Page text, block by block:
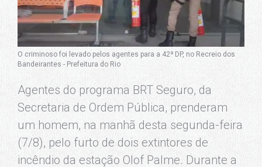
O criminoso foi levado pelos agentes para a 42ª DP, no Recreio dos
Bandeirantes - Prefeitura do Rio
Agentes do programa BRT Seguro, da
Secretaria de Ordem Pública, prenderam
um homem, na manhã desta segunda-feira
(7/8), pelo furto de dois extintores de
incêndio da estação Olof Palme. Durante a